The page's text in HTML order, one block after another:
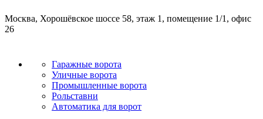
Москва, Хорошёвское шоссе 58, этаж 1, помещение 1/1, офис
26
Гаражные ворота
Уличные ворота
Промышленные ворота
Рольставни
Автоматика для ворот